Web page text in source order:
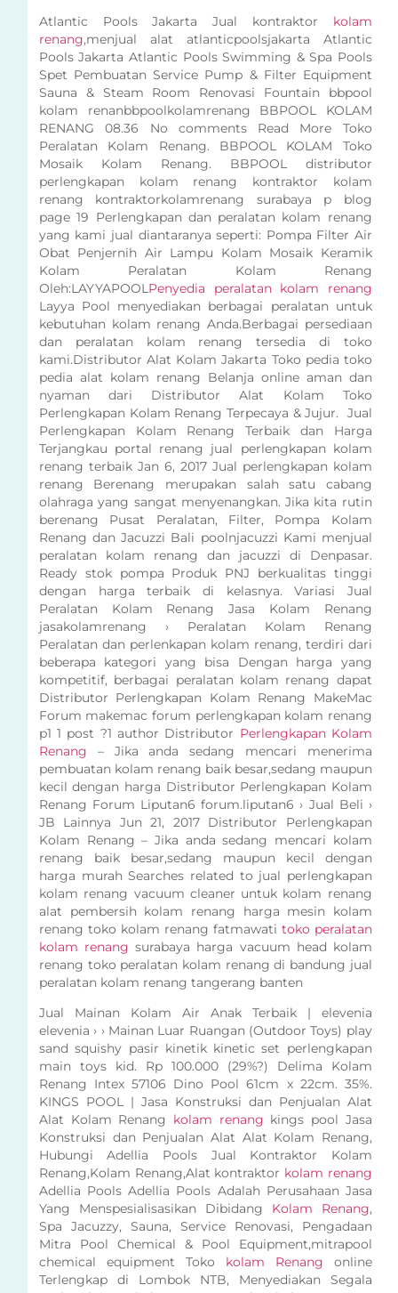
Atlantic Pools Jakarta Jual kontraktor kolam
renang,menjual alat atlanticpoolsjakarta Atlantic
Pools Jakarta Atlantic Pools Swimming & Spa Pools
Spet Pembuatan Service Pump & Filter Equipment
Sauna & Steam Room Renovasi Fountain bbpool
kolam renanbbpoolkolamrenang BBPOOL KOLAM
RENANG 08.36 No comments Read More Toko
Peralatan Kolam Renang. BBPOOL KOLAM Toko
Mosaik Kolam Renang. BBPOOL distributor
perlengkapan kolam renang kontraktor kolam
renang kontraktorkolamrenang surabaya p blog
page 19 Perlengkapan dan peralatan kolam renang
yang kami jual diantaranya seperti: Pompa Filter Air
Obat Penjernih Air Lampu Kolam Mosaik Keramik
Kolam Peralatan Kolam Renang
Oleh:LAYYAPOOLPenyedia peralatan kolam renang
Layya Pool menyediakan berbagai peralatan untuk
kebutuhan kolam renang Anda.Berbagai persediaan
dan peralatan kolam renang tersedia di toko
kami.Distributor Alat Kolam Jakarta Toko pedia toko
pedia alat kolam renang Belanja online aman dan
nyaman dari Distributor Alat Kolam Toko
Perlengkapan Kolam Renang Terpecaya & Jujur. Jual
Perlengkapan Kolam Renang Terbaik dan Harga
Terjangkau portal renang jual perlengkapan kolam
renang terbaik Jan 6, 2017 Jual perlengkapan kolam
renang Berenang merupakan salah satu cabang
olahraga yang sangat menyenangkan. Jika kita rutin
berenang Pusat Peralatan, Filter, Pompa Kolam
Renang dan Jacuzzi Bali poolnjacuzzi Kami menjual
peralatan kolam renang dan jacuzzi di Denpasar.
Ready stok pompa Produk PNJ berkualitas tinggi
dengan harga terbaik di kelasnya. Variasi Jual
Peralatan Kolam Renang Jasa Kolam Renang
jasakolamrenang › Peralatan Kolam Renang
Peralatan dan perlenkapan kolam renang, terdiri dari
beberapa kategori yang bisa Dengan harga yang
kompetitif, berbagai peralatan kolam renang dapat
Distributor Perlengkapan Kolam Renang MakeMac
Forum makemac forum perlengkapan kolam renang
p1 1 post ?1 author Distributor Perlengkapan Kolam
Renang – Jika anda sedang mencari menerima
pembuatan kolam renang baik besar,sedang maupun
kecil dengan harga Distributor Perlengkapan Kolam
Renang Forum Liputan6 forum.liputan6 › Jual Beli ›
JB Lainnya Jun 21, 2017 Distributor Perlengkapan
Kolam Renang – Jika anda sedang mencari kolam
renang baik besar,sedang maupun kecil dengan
harga murah Searches related to jual perlengkapan
kolam renang vacuum cleaner untuk kolam renang
alat pembersih kolam renang harga mesin kolam
renang toko kolam renang fatmawati toko peralatan
kolam renang surabaya harga vacuum head kolam
renang toko peralatan kolam renang di bandung jual
peralatan kolam renang tangerang banten
Jual Mainan Kolam Air Anak Terbaik | elevenia
elevenia › › Mainan Luar Ruangan (Outdoor Toys) play
sand squishy pasir kinetik kinetic set perlengkapan
main toys kid. Rp 100.000 (29%?) Delima Kolam
Renang Intex 57106 Dino Pool 61cm x 22cm. 35%.
KINGS POOL | Jasa Konstruksi dan Penjualan Alat
Alat Kolam Renang kolam renang kings pool Jasa
Konstruksi dan Penjualan Alat Alat Kolam Renang,
Hubungi Adellia Pools Jual Kontraktor Kolam
Renang,Kolam Renang,Alat kontraktor kolam renang
Adellia Pools Adellia Pools Adalah Perusahaan Jasa
Yang Menspesialisasikan Dibidang Kolam Renang,
Spa Jacuzzy, Sauna, Service Renovasi, Pengadaan
Mitra Pool Chemical & Pool Equipment,mitrapool
chemical equipment Toko kolam Renang online
Terlengkap di Lombok NTB, Menyediakan Segala